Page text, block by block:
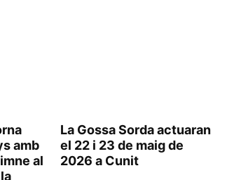
amb
al
La Gossa Sorda actuaran
el 22 i 23 de maig de
2026 a Cunit